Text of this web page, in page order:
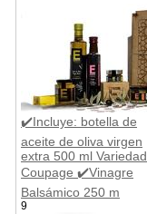
✔️Incluye: botella de
aceite de oliva virgen
extra 500 ml Variedad
Coupage ✔️Vinagre
Balsámico 250 m
9